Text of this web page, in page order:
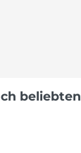
beliebten